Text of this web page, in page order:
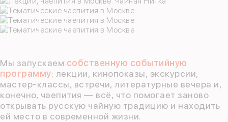
Мы запускаем собственную событийную
программу: лекции, кинопоказы, экскурсии,
мастер-классы, встречи, литературные вечера и,
конечно, чаепития — всё, что помогает заново
открывать русскую чайную традицию и находить
ей место в современной жизни.